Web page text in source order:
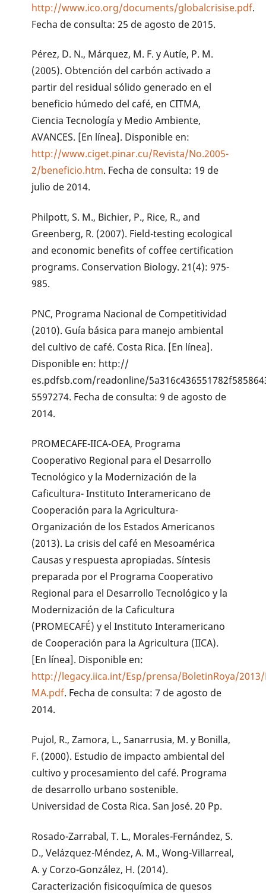
http://www.ico.org/documents/globalcrisise.pdf.
Fecha de consulta: 25 de agosto de 2015.
Pérez, D. N., Márquez, M. F. y Autíe, P. M.
(2005). Obtención del carbón activado a
partir del residual sólido generado en el
beneficio húmedo del café, en CITMA,
Ciencia Tecnología y Medio Ambiente,
AVANCES. [En línea]. Disponible en:
http://www.ciget.pinar.cu/Revista/No.2005-
2/beneficio.htm. Fecha de consulta: 19 de
julio de 2014.
Philpott, S. M., Bichier, P., Rice, R., and
Greenberg, R. (2007). Field-testing ecological
and economic benefits of coffee certification
programs. Conservation Biology. 21(4): 975-
985.
PNC, Programa Nacional de Competitividad
(2010). Guía básica para manejo ambiental
del cultivo de café. Costa Rica. [En línea].
Disponible en: http://
es.pdfsb.com/readonline/
5597274. Fecha de consulta: 9 de agosto de
2014.
PROMECAFE-IICA-OEA, Programa
Cooperativo Regional para el Desarrollo
Tecnológico y la Modernización de la
Caficultura- Instituto Interamericano de
Cooperación para la Agricultura-
Organización de los Estados Americanos
(2013). La crisis del café en Mesoamérica
Causas y respuesta apropiadas. Síntesis
preparada por el Programa Cooperativo
Regional para el Desarrollo Tecnológico y la
Modernización de la Caficultura
(PROMECAFÉ) y el Instituto Interamericano
de Cooperación para la Agricultura (IICA).
[En línea]. Disponible en:
http://legacy.iica.int/Esp/prensa/BoletinRoya/2013/
MA.pdf. Fecha de consulta: 7 de agosto de
2014.
Pujol, R., Zamora, L., Sanarrusia, M. y Bonilla,
F. (2000). Estudio de impacto ambiental del
cultivo y procesamiento del café. Programa
de desarrollo urbano sostenible.
Universidad de Costa Rica. San José. 20 Pp.
Rosado-Zarrabal, T. L., Morales-Fernández, S.
D., Velázquez-Méndez, A. M., Wong-Villarreal,
A. y Corzo-González, H. (2014).
Caracterización fisicoquímica de quesos